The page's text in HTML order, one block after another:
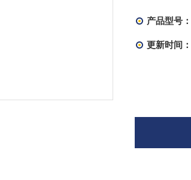
产品型号：
更新时间：